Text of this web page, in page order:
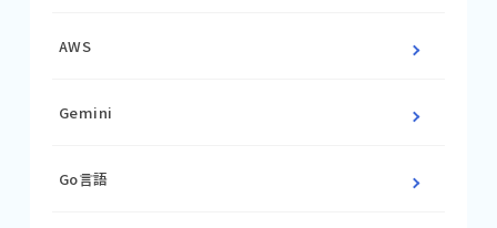
AWS
Gemini
Go言語